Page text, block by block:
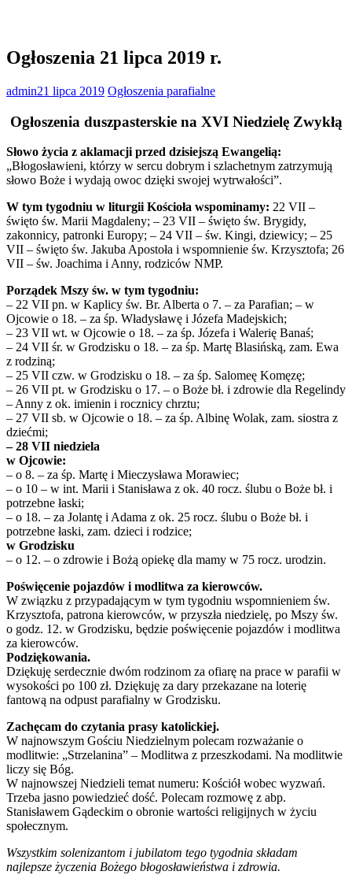
Ogłoszenia 21 lipca 2019 r.
admin21 lipca 2019 Ogłoszenia parafialne
Ogłoszenia duszpasterskie na XVI Niedzielę Zwykłą
Słowo życia z aklamacji przed dzisiejszą Ewangelią:
„Błogosławieni, którzy w sercu dobrym i szlachetnym zatrzymują
słowo Boże i wydają owoc dzięki swojej wytrwałości”.
W tym tygodniu w liturgii Kościoła wspominamy: 22 VII –
święto św. Marii Magdaleny; – 23 VII – święto św. Brygidy,
zakonnicy, patronki Europy; – 24 VII – św. Kingi, dziewicy; – 25
VII – święto św. Jakuba Apostoła i wspomnienie św. Krzysztofa; 26
VII – św. Joachima i Anny, rodziców NMP.
Porządek Mszy św. w tym tygodniu:
– 22 VII pn. w Kaplicy św. Br. Alberta o 7. – za Parafian; – w
Ojcowie o 18. – za śp. Władysławę i Józefa Madejskich;
– 23 VII wt. w Ojcowie o 18. – za śp. Józefa i Walerię Banaś;
– 24 VII śr. w Grodzisku o 18. – za śp. Martę Blasińską, zam. Ewa
z rodziną;
– 25 VII czw. w Grodzisku o 18. – za śp. Salomeę Komęzę;
– 26 VII pt. w Grodzisku o 17. – o Boże bł. i zdrowie dla Regelindy
– Anny z ok. imienin i rocznicy chrztu;
– 27 VII sb. w Ojcowie o 18. – za śp. Albinę Wolak, zam. siostra z
dziećmi;
– 28 VII niedziela
w Ojcowie:
– o 8. – za śp. Martę i Mieczysława Morawiec;
– o 10 – w int. Marii i Stanisława z ok. 40 rocz. ślubu o Boże bł. i
potrzebne łaski;
– o 18. – za Jolantę i Adama z ok. 25 rocz. ślubu o Boże bł. i
potrzebne łaski, zam. dzieci i rodzice;
w Grodzisku
– o 12. – o zdrowie i Bożą opiekę dla mamy w 75 rocz. urodzin.
Poświęcenie pojazdów i modlitwa za kierowców.
W związku z przypadającym w tym tygodniu wspomnieniem św.
Krzysztofa, patrona kierowców, w przyszła niedzielę, po Mszy św.
o godz. 12. w Grodzisku, będzie poświęcenie pojazdów i modlitwa
za kierowców.
Podziękowania.
Dziękuję serdecznie dwóm rodzinom za ofiarę na prace w parafii w
wysokości po 100 zł. Dziękuję za dary przekazane na loterię
fantową na odpust parafialny w Grodzisku.
Zachęcam do czytania prasy katolickiej.
W najnowszym Gościu Niedzielnym polecam rozważanie o
modlitwie: „Strzelanina” – Modlitwa z przeszkodami. Na modlitwie
liczy się Bóg.
W najnowszej Niedzieli temat numeru: Kościół wobec wyzwań.
Trzeba jasno powiedzieć dość. Polecam rozmowę z abp.
Stanisławem Gądeckim o obronie wartości religijnych w życiu
społecznym.
Wszystkim solenizantom i jubilatom tego tygodnia składam
najlepsze życzenia Bożego błogosławieństwa i zdrowia.